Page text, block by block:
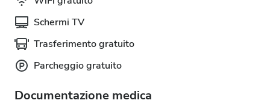
Schermi TV
Trasferimento gratuito
Parcheggio gratuito
Documentazione medica